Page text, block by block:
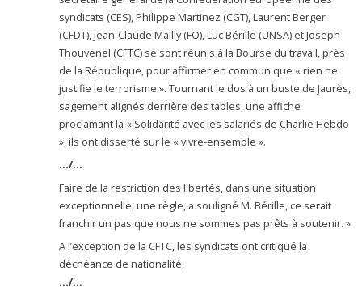
syndicats (CES), Philippe Martinez (CGT), Laurent Berger
(CFDT), Jean-Claude Mailly (FO), Luc Bérille (UNSA) et Joseph
Thouvenel (CFTC) se sont réunis à la Bourse du travail, près
de la République, pour affirmer en commun que « rien ne
justifie le terrorisme ». Tournant le dos à un buste de Jaurès,
sagement alignés derrière des tables, une affiche
proclamant la « Solidarité avec les salariés de Charlie Hebdo
», ils ont disserté sur le « vivre-ensemble ».
…/…
Faire de la restriction des libertés, dans une situation
exceptionnelle, une règle, a souligné M. Bérille, ce serait
franchir un pas que nous ne sommes pas prêts à soutenir. »
A l’exception de la CFTC, les syndicats ont critiqué la
déchéance de nationalité,
…/…